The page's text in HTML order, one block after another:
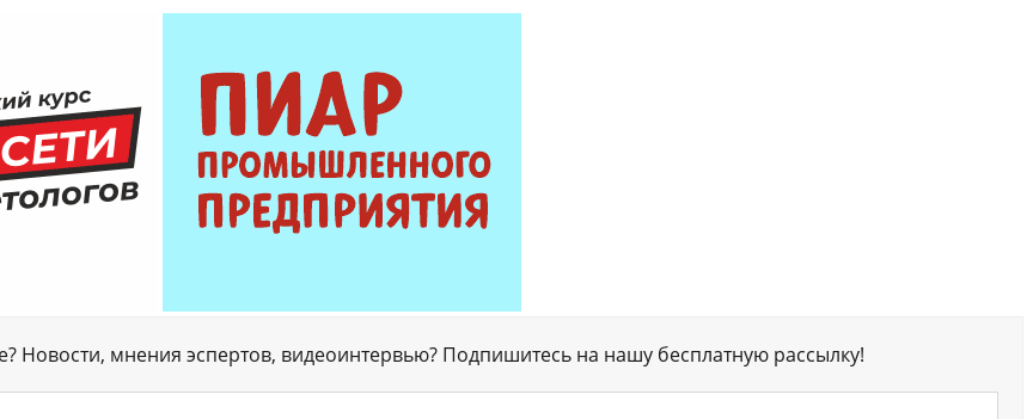
Новости, мнения эспертов, видеоинтервью? Подпишитесь на нашу бесплатную рассылку!